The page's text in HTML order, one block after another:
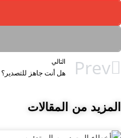
Prev التالي
المزيد من المقالات